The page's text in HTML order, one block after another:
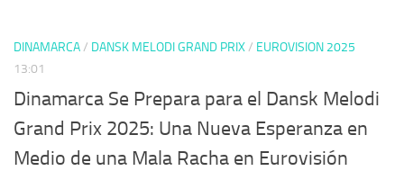
DINAMARCA/ DANSK MELODI GRAND PRIX/ EUROVISION 2025
13:01
Dinamarca Se Prepara para el Dansk Melodi
Grand Prix 2025: Una Nueva Esperanza en
Medio de una Mala Racha en Eurovisión